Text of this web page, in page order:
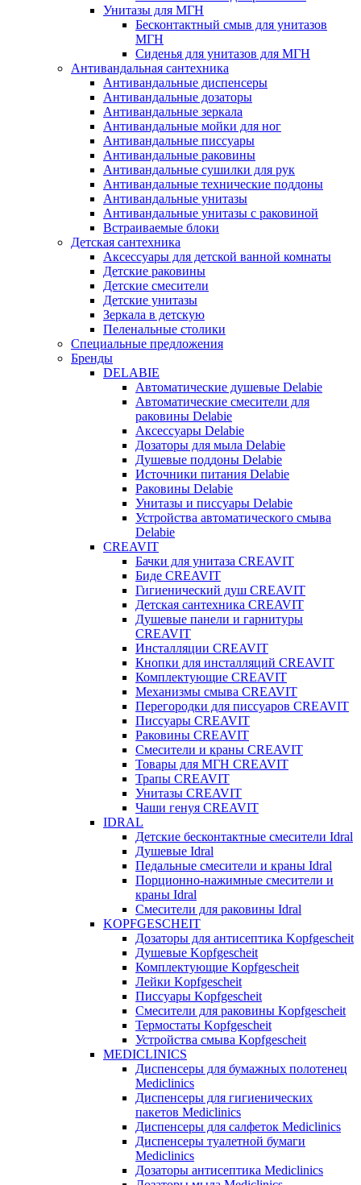
Унитазы для МГН
Бесконтактный смыв для унитазов
МГН
Сиденья для унитазов для МГН
Антивандальная сантехника
Антивандальные диспенсеры
Антивандальные дозаторы
Антивандальные зеркала
Антивандальные мойки для ног
Антивандальные писсуары
Антивандальные раковины
Антивандальные сушилки для рук
Антивандальные технические поддоны
Антивандальные унитазы
Антивандальные унитазы с раковиной
Встраиваемые блоки
Детская сантехника
Аксессуары для детской ванной комнаты
Детские раковины
Детские смесители
Детские унитазы
Зеркала в детскую
Пеленальные столики
Специальные предложения
Бренды
DELABIE
Автоматические душевые Delabie
Автоматические смесители для
раковины Delabie
Аксессуары Delabie
Дозаторы для мыла Delabie
Душевые поддоны Delabie
Источники питания Delabie
Раковины Delabie
Унитазы и писсуары Delabie
Устройства автоматического смыва
Delabie
CREAVIT
Бачки для унитаза CREAVIT
Биде CREAVIT
Гигиенический душ CREAVIT
Детская сантехника CREAVIT
Душевые панели и гарнитуры
CREAVIT
Инсталляции CREAVIT
Кнопки для инсталляций CREAVIT
Комплектующие CREAVIT
Механизмы смыва CREAVIT
Перегородки для писсуаров CREAVIT
Писсуары CREAVIT
Раковины CREAVIT
Смесители и краны CREAVIT
Товары для МГН CREAVIT
Трапы CREAVIT
Унитазы CREAVIT
Чаши генуя CREAVIT
IDRAL
Детские бесконтактные смесители Idral
Душевые Idral
Педальные смесители и краны Idral
Порционно-нажимные смесители и
краны Idral
Смеcители для раковины Idral
KOPFGESCHEIT
Дозаторы для антисептика Kopfgescheit
Душевые Kopfgescheit
Комплектующие Kopfgescheit
Лейки Kopfgescheit
Писсуары Kopfgescheit
Смесители для раковины Kopfgescheit
Термостаты Kopfgescheit
Устройства смыва Kopfgescheit
MEDICLINICS
Диспенсеры для бумажных полотенец
Mediclinics
Диспенсеры для гигиенических
пакетов Mediclinics
Диспенсеры для салфеток Mediclinics
Диспенсеры туалетной бумаги
Mediclinics
Дозаторы антисептика Mediclinics